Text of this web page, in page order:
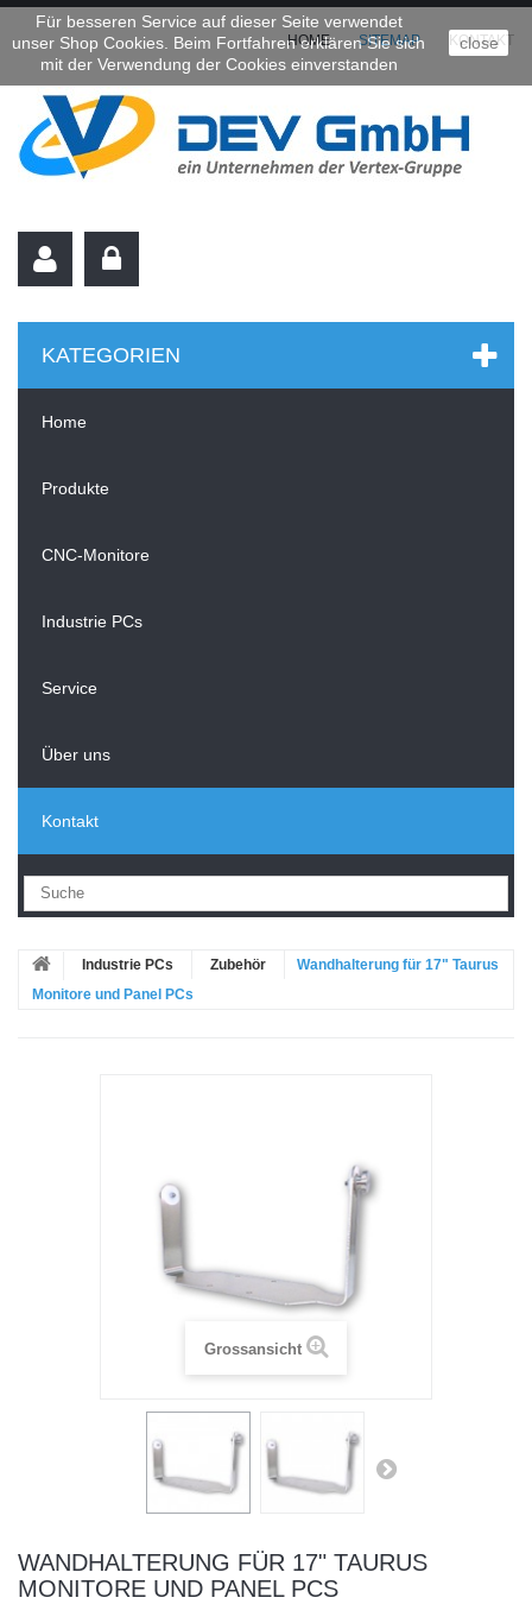
HOME SITEMAP KONTAKT
KATEGORIEN
Home
Produkte
CNC-Monitore
Industrie PCs
Service
Über uns
Kontakt
Industrie PCs Zubehör
Wandhalterung für 17" Taurus
Monitore und Panel PCs
Grossansicht
WANDHALTERUNG FÜR 17" TAURUS
MONITORE UND PANEL PCS
Für besseren Service auf dieser Seite verwendet
unser Shop Cookies. Beim Fortfahren erklären Sie sich
mit der Verwendung der Cookies einverstanden
close